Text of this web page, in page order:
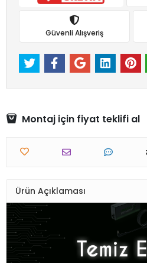
Güvenli Alışveriş
Montaj için fiyat teklifi al
Ürün Açıklaması